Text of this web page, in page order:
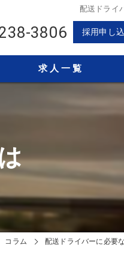
配送ドライ
3806 採用申し
求人一覧
コラム 配送ドライバーに必要